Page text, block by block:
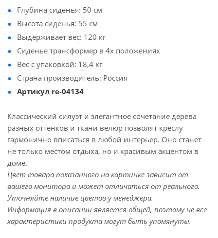
Глубина сиденья: 50 см
Высота сиденья: 55 см
Выдерживает вес: 120 кг
Сиденье трансформер в 4х положениях
Вес с упаковкой: 18,4 кг
Страна производитель: Россия
Артикул re-04134
Классический силуэт и элегантное сочетание дерева
разных оттенков и ткани велюр позволят креслу
гармонично вписаться в любой интерьер. Оно станет
не только местом отдыха, но и красивым акцентом в
доме.
Цвет товара показанного на картинке зависит от
вашего монитора и может отличаться от реального.
Уточняйте наличие цветов у менеджера.
Информация в описании является общей, поэтому не все
характеристики продукта могут быть упомянуты.